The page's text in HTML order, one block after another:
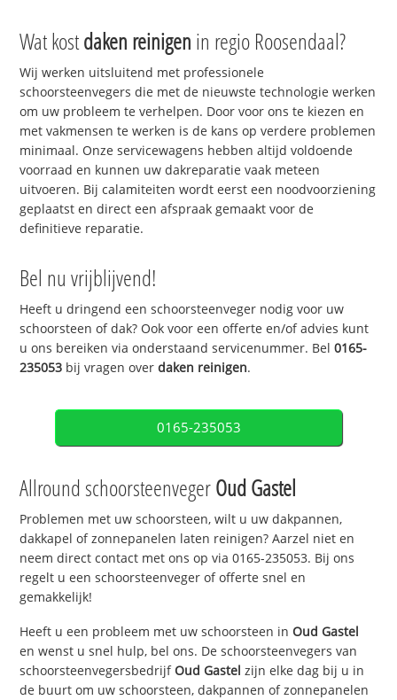
Wat kostdaken reinigen in regio Roosendaal?
Wij werken uitsluitend met professionele
schoorsteenvegers die met de nieuwste technologie werken
om uw probleem te verhelpen. Door voor ons te kiezen en
met vakmensen te werken is de kans op verdere problemen
minimaal. Onze servicewagens hebben altijd voldoende
voorraad en kunnen uw dakreparatie vaak meteen
uitvoeren. Bij calamiteiten wordt eerst een noodvoorziening
geplaatst en direct een afspraak gemaakt voor de
definitieve reparatie.
Bel nu vrijblijvend!
Heeft u dringend een schoorsteenveger nodig voor uw
schoorsteen of dak? Ook voor een offerte en/of advies kunt
u ons bereiken via onderstaand servicenummer. Bel0165-
235053 bij vragen overdaken reinigen.
0165-235053
Allround schoorsteenvegerOud Gastel
Problemen met uw schoorsteen, wilt u uw dakpannen,
dakkapel of zonnepanelen laten reinigen? Aarzel niet en
neem direct contact met ons op via 0165-235053. Bij ons
regelt u een schoorsteenveger of offerte snel en
gemakkelijk!
Heeft u een probleem met uw schoorsteen inOud Gastel
en wenst u snel hulp, bel ons. De schoorsteenvegers van
schoorsteenvegersbedrijfOud Gastel zijn elke dag bij u in
de buurt om uw schoorsteen, dakpannen of zonnepanelen